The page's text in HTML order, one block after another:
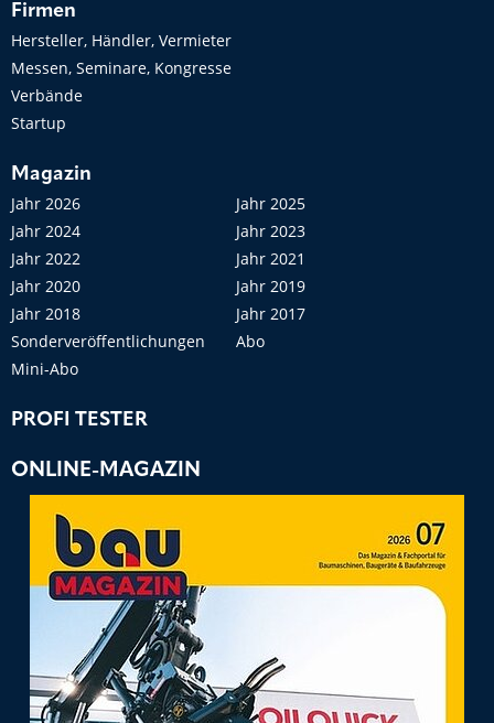
Firmen
Hersteller, Händler, Vermieter
Messen, Seminare, Kongresse
Verbände
Startup
Magazin
Jahr 2026
Jahr 2025
Jahr 2024
Jahr 2023
Jahr 2022
Jahr 2021
Jahr 2020
Jahr 2019
Jahr 2018
Jahr 2017
Sonderveröffentlichungen
Abo
Mini-Abo
PROFI TESTER
ONLINE-MAGAZIN